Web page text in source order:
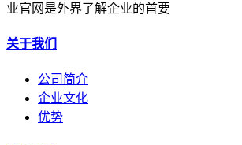
业官网是外界了解企业的首要
关于我们
公司简介
企业文化
优势